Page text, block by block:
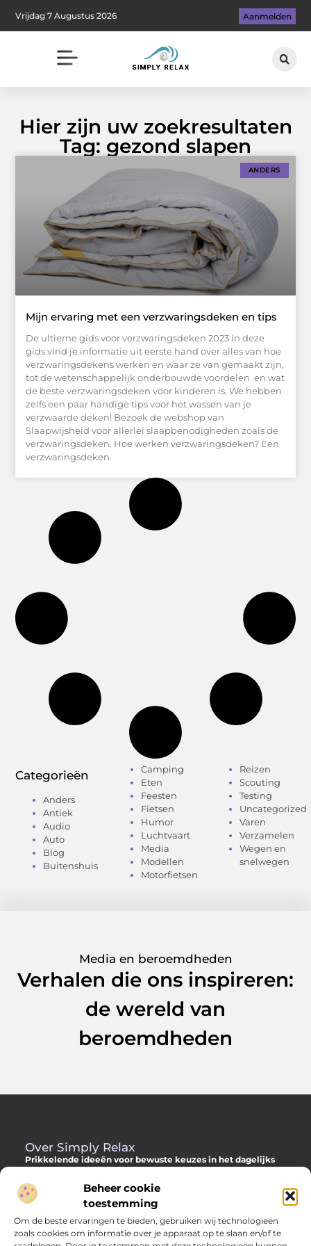
Beheer cookie
toestemming
Om de beste ervaringen te bieden, gebruiken wij technologieën
zoals cookies om informatie over je apparaat op te slaan en/of te
Vrijdag 7 Augustus 2026 Aanmelden
Hier zijn uw zoekresultaten
Tag: gezond slapen
ANDERS
Mijn ervaring met een verzwaringsdeken en tips
De ultieme gids voor verzwaringsdeken 2023 In deze
gids vind je informatie uit eerste hand over alles van hoe
verzwaringsdekens werken en waar ze van gemaakt zijn,
tot de wetenschappelijk onderbouwde voordelen en wat
de beste verzwaringsdeken voor kinderen is. We hebben
zelfs een paar handige tips voor het wassen van je
verzwaarde deken! Bezoek de webshop van
Slaapwijsheid voor allerlei slaapbenodigheden zoals de
verzwaringsdeken. Hoe werken verzwaringsdeken? Een
verzwaringsdeken
Categorieën
Anders
Antiek
Audio
Auto
Blog
Buitenshuis
Camping
Eten
Feesten
Fietsen
Humor
Luchtvaart
Media
Modellen
Motorfietsen
Reizen
Scouting
Testing
Uncategorized
Varen
Verzamelen
Wegen en
snelwegen
Media en beroemdheden
Verhalen die ons inspireren:
de wereld van
beroemdheden
Over Simply Relax
Prikkelende ideeën voor bewuste keuzes in het dagelijks
Laat je inspireren door diverse content vol slimme adviezen,
verdiepende inzichten en originele invalshoeken. Alles om jou
te helpen met meer helderheid en richting je dag door te
komen.